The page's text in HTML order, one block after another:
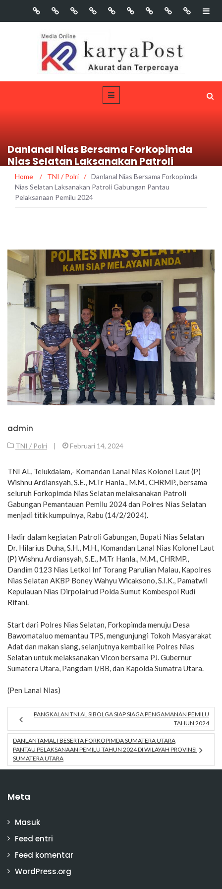
Danlanal Nias Bersama Forkopimda
Nias Selatan Laksanakan Patroli
Gabungan Pantau Pelaksanaan Pemilu
2024
Home / TNI / Polri / Danlanal Nias Bersama Forkopimda
Nias Selatan Laksanakan Patroli Gabungan Pantau
Pelaksanaan Pemilu 2024
admin
TNI / Polri | Februari 14, 2024
TNI AL, Telukdalam,- Komandan Lanal Nias Kolonel Laut (P)
Wishnu Ardiansyah, S.E., M.Tr Hanla., M.M., CHRMP., bersama
seluruh Forkopimda Nias Selatan melaksanakan Patroli
Gabungan Pemantauan Pemilu 2024 dan Polres Nias Selatan
menjadi titik kumpulnya, Rabu (14/2/2024).
Hadir dalam kegiatan Patroli Gabungan, Bupati Nias Selatan
Dr. Hilarius Duha, S.H., M.H., Komandan Lanal Nias Kolonel Laut
(P) Wishnu Ardiansyah, S.E., M.Tr Hanla., M.M., CHRMP.,
Dandim 0123 Nias Letkol Inf Torang Parulian Malau, Kapolres
Nias Selatan AKBP Boney Wahyu Wicaksono, S.I.K., Pamatwil
Kepulauan Nias Dirpolairud Polda Sumut Kombespol Rudi
Rifani.
Start dari Polres Nias Selatan, Forkopimda menuju Desa
Bawomataluo memantau TPS, mengunjungi Tokoh Masyarakat
Adat dan makan siang, selanjutnya kembali ke Polres Nias
Selatan untuk melaksanakan Vicon bersama PJ. Gubernur
Sumatera Utara, Pangdam I/BB, dan Kapolda Sumatra Utara.
(Pen Lanal Nias)
PANGKALAN TNI AL SIBOLGA SIAP SIAGA PENGAMANAN PEMILU
TAHUN 2024
DANLANTAMAL I BESERTA FORKOPIMDA SUMATERA UTARA
PANTAU PELAKSANAAN PEMILU TAHUN 2024 DI WILAYAH PROVINSI
SUMATERA UTARA
Meta
Masuk
Feed entri
Feed komentar
WordPress.org